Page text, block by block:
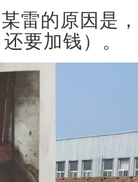
雷的原因是
要加钱）。